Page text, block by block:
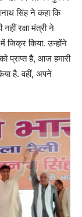
सिंह ने कहा कि
रक्षा मंत्री ने
जिक्र किया. उन्होंने
प्राप्त है, आज हमारी
है. वहीं, अपने